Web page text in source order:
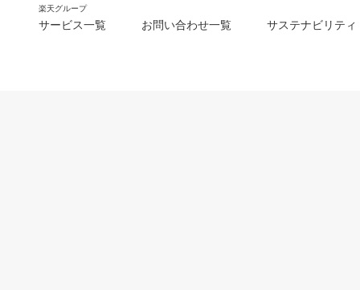
楽天グループ
サービス一覧 お問い合わせ一覧 サステナビリティ